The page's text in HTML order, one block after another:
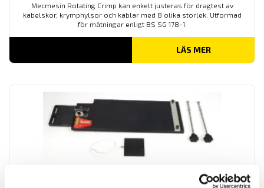
Mecmesin Rotating Crimp kan enkelt justeras för dragtest av
kabelskor, krymphylsor och kablar med 8 olika storlek. Utformad
för mätningar enligt BS SG 178-1.
LÄS MER
Mecmesin Coefficient of Friction Fixture